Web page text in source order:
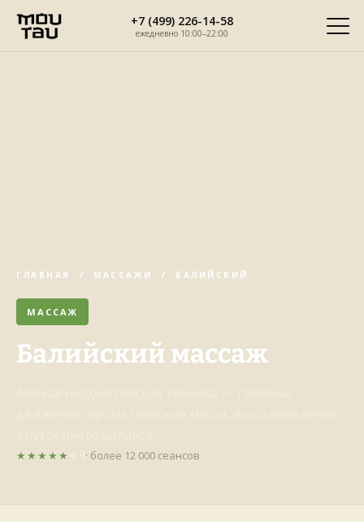
Перейти
+7 (499) 226-14-58
ежедневно 10:00–22:00
ГЛАВНАЯ / МАССАЖИ / БАЛИЙСКИЙ
МАССАЖ
Балийский массаж
★★★★★ · более 12 000 сеансов